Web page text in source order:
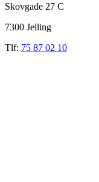
Skovgade 27 C
7300 Jelling
Tlf: 75 87 02 10